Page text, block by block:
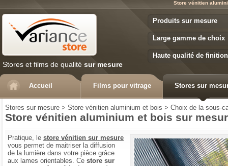
Store vénitien
Stores et films de qualité sur mesure
Produits sur mesure
Large gamme de choix
Haute qualité de finition
Accueil Films pour vitrage Stores sur
Stores sur mesure > Store vénitien aluminium et bois > Choix de la sous-
Store vénitien aluminium et bois sur
Pratique, le store vénitien sur mesure
vous permet de maitriser la diffusion
de la lumière dans votre pièce grâce
aux lames orientables. Ce store sur